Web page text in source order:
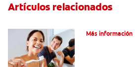
Artículos relacionados
Más información